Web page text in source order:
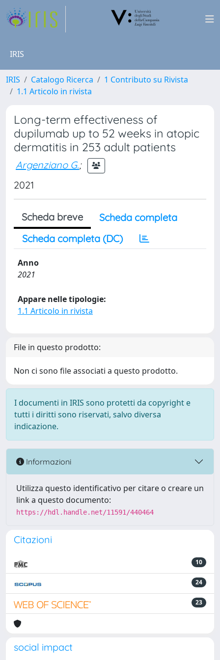
IRIS
IRIS Catalogo Ricerca
1 Contributo su Rivista
1.1 Articolo in rivista
Long-term effectiveness of
dupilumab up to 52 weeks in atopic
dermatitis in 253 adult patients
Argenziano G.;
2021
Scheda breve
Scheda completa
Scheda completa (DC)
Anno
2021
Appare nelle tipologie:
1.1 Articolo in rivista
File in questo prodotto:
Non ci sono file associati a questo prodotto.
I documenti in IRIS sono protetti da copyright e
tutti i diritti sono riservati, salvo diversa
indicazione.
Informazioni
Utilizza questo identificativo per citare o creare un
link a questo documento:
https://hdl.handle.net/11591/440464
Citazioni
10
24
23
social impact